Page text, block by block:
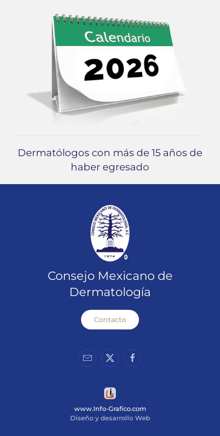
Dermatólogos con más de 15 años de
haber egresado
Consejo Mexicano de
Dermatología
Contacto
www.Info-Grafico.com
Diseño y desarrollo Web